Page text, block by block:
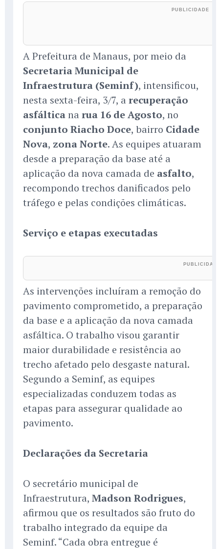
A Prefeitura de Manaus, por meio da
Secretaria Municipal de
Infraestrutura (Seminf), intensificou,
nesta sexta-feira, 3/7, a recuperação
asfálticana rua 16 de Agosto, no
conjunto Riacho Doce, bairro Cidade
Nova, zona Norte. As equipes atuaram
desde a preparação da base até a
aplicação da nova camada de asfalto,
recompondo trechos danificados pelo
tráfego e pelas condições climáticas.
Serviço e etapas executadas
As intervenções incluíram a remoção do
pavimento comprometido, a preparação
da base e a aplicação da nova camada
asfáltica. O trabalho visou garantir
maior durabilidade e resistência ao
trecho afetado pelo desgaste natural.
Segundo a Seminf, as equipes
especializadas conduzem todas as
etapas para assegurar qualidade ao
pavimento.
Declarações da Secretaria
O secretário municipal de
Infraestrutura, Madson Rodrigues,
afirmou que os resultados são fruto do
trabalho integrado da equipe da
Seminf. “Cada obra entregue é